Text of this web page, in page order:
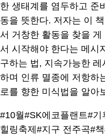
한 생태계를 염두하고 준
동을 뜻한다. 저자는 이
서 거창한 활동을 찾을
서 시작해야 한다는 메시
구하는 법, 지속가능한
하며 인류 멸종에 저항하
로를 향한 미식법을 알아
#10월#SK에코플랜트#기
힐링축제#지구 전주곡#책